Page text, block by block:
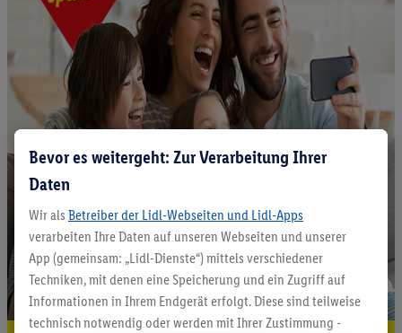
Bevor es weitergeht: Zur Verarbeitung Ihrer
Daten
Wir als Betreiber der Lidl-Webseiten und Lidl-Apps
verarbeiten Ihre Daten auf unseren Webseiten und unserer
App (gemeinsam: „Lidl-Dienste“) mittels verschiedener
Techniken, mit denen eine Speicherung und ein Zugriff auf
Informationen in Ihrem Endgerät erfolgt. Diese sind teilweise
technisch notwendig oder werden mit Ihrer Zustimmung -